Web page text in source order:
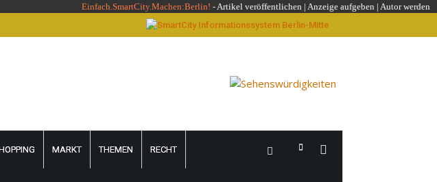
Einfach.SmartCity.Machen:Berlin! -Artikel veröffentlichen | Anzeige aufgeben | Autor werden
MARKT THEMEN RECHT